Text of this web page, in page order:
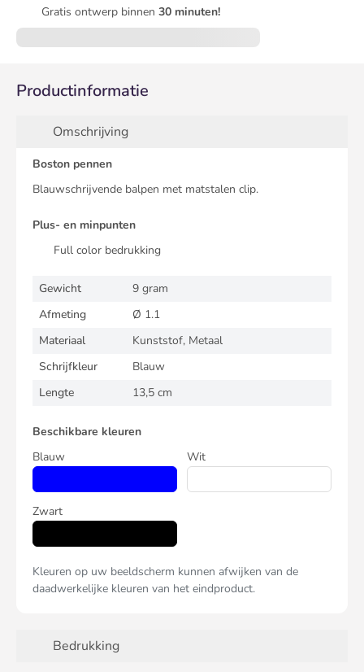
Gratis ontwerp binnen 30 minuten!
Productinformatie
Omschrijving
Boston pennen
Blauwschrijvende balpen met matstalen clip.
Plus- en minpunten
Full color bedrukking
Gewicht
9 gram
Afmeting
Ø 1.1
Materiaal
Kunststof, Metaal
Schrijfkleur
Blauw
Lengte
13,5 cm
Beschikbare kleuren
Blauw
Wit
Zwart
Kleuren op uw beeldscherm kunnen afwijken van de
daadwerkelijke kleuren van het eindproduct.
Bedrukking